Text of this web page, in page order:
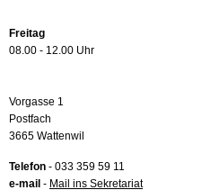
Freitag
08.00 - 12.00 Uhr
Vorgasse 1
Postfach
3665 Wattenwil
Telefon - 033 359 59 11
e-mail - Mail ins Sekretariat